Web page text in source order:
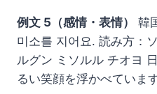
例文 5（感情・表情）
韓
미소를 지어요. 読み方：
ルグン ミソルル チオヨ
るい笑顔を浮かべています